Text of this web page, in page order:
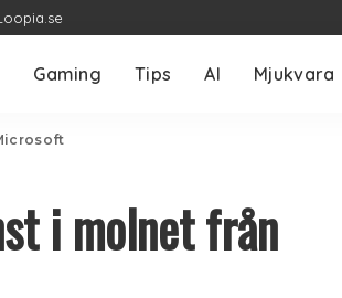
Gaming Tips AI Mjukvara
i molnet från